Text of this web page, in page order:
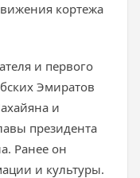
кортежа
и первого
Эмиратов
и
президента
Ранее он
и культуры.